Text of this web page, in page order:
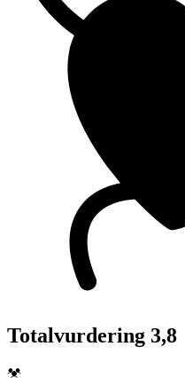
Totalvurdering 3,8